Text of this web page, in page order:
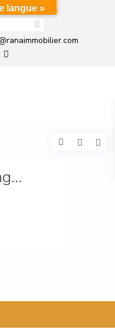
langue »